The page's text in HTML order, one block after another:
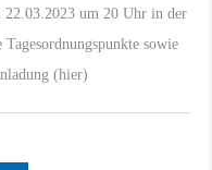
22.03.2023 um 20 Uhr in der
sowie
(hier)